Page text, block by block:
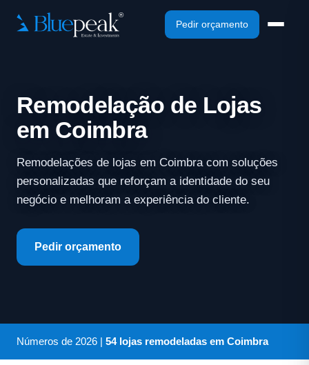
Pedir orçamento
Remodelação de Lojas
em Coimbra
Remodelações de lojas em Coimbra com soluções
personalizadas que reforçam a identidade do seu
negócio e melhoram a experiência do cliente.
Pedir orçamento
Números de 2026 | 54 lojas remodeladas em Coimbra